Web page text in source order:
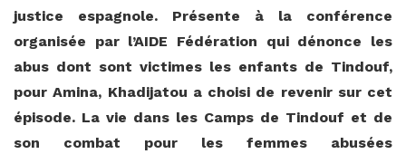
justice espagnole. Présente à la conférence
organisée par l’AIDE Fédération qui dénonce les
abus dont sont victimes les enfants de Tindouf,
pour Amina, Khadijatou a choisi de revenir sur cet
épisode. La vie dans les Camps de Tindouf et de
son combat pour les femmes abusées